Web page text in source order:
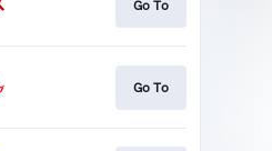
Go To
Go To